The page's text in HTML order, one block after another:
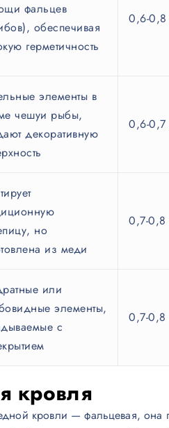
фальцев
обеспечивая
герметичность
0,6-
элементы в
чешуи рыбы,
декоративную
0,6-
но
из меди
0,7-
или
элементы,
с
0,7-
кровля
кровли — фальцевая, она